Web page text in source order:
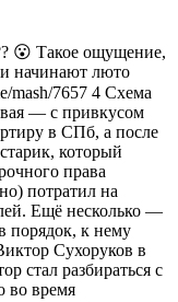
😮 Такое ощущение,
начинают люто
mash/7657 4 Схема
— с привкусом
в СПб, а после
который
права
потратил на
Ещё несколько —
порядок, к нему
Сухоруков в
стал разбираться с
во время